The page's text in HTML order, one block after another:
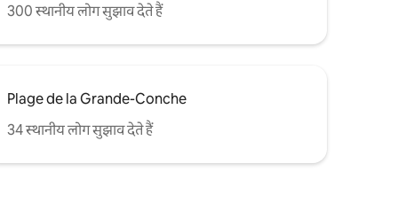
300 स्थानीय लोग सुझाव देते हैं
Plage de la Grande-Conche
34 स्थानीय लोग सुझाव देते हैं